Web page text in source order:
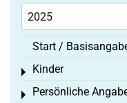
Start /
Kinder
Toggle menu
Persönliche
Toggle menu